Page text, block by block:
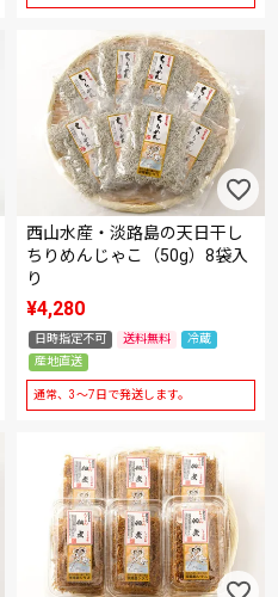
西山水産・淡路島の天日干し
ちりめんじゃこ（50g）8袋入
り
¥4,280
日時指定不可 送料無料
冷蔵
産地直送
通常、3～7日で発送します。